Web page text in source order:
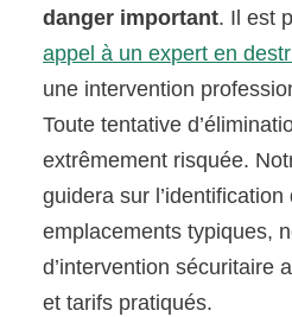
danger important. Il est
appel à un expert en
une intervention
Toute tentative
extrêmement risquée.
guidera sur
emplacements typiques,
d’intervention sécuritaire
et tarifs pratiqués.